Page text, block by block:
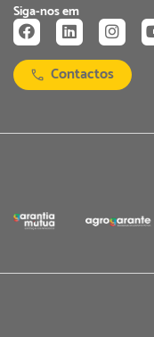
Siga-nos em
Contactos